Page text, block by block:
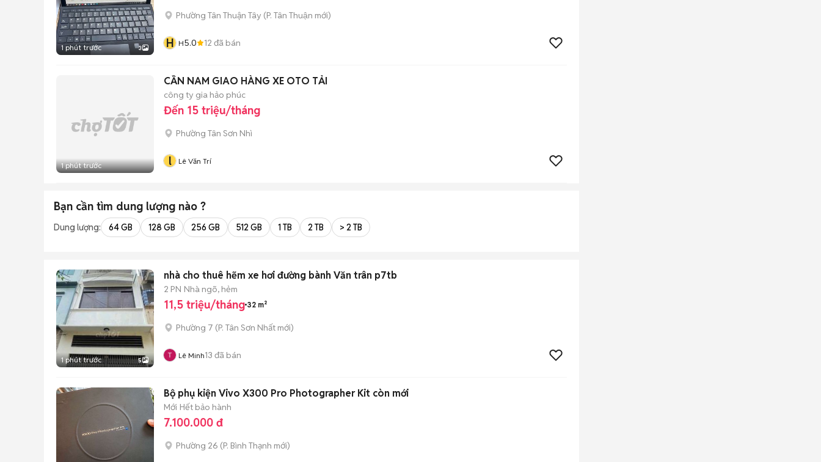
1 phút trước 3
Phường Tân Thuận Tây (P. Tân Thuận mới)
H H5.0 12 đã bán
1 phút trước
CẦN NAM GIAO HÀNG XE OTO TẢI
công ty gia hảo phúc
Đến 15 triệu/tháng
Phường Tân Sơn Nhì
l Lê Văn Trí
Bạn cần tìm dung lượng nào ?
Dung lượng: 64 GB 128 GB 256 GB 512 GB 1 TB 2 TB > 2 TB
1 phút trước 5
nhà cho thuê hẽm xe hơi đường bành Văn trân p7tb
2 PN Nhà ngõ, hẻm
11,5 triệu/tháng 32 m²
Phường 7 (P. Tân Sơn Nhất mới)
Lê Minh13 đã bán
Bộ phụ kiện Vivo X300 Pro Photographer Kit còn mới
Mới Hết bảo hành
7.100.000 đ
Phường 26 (P. Bình Thạnh mới)